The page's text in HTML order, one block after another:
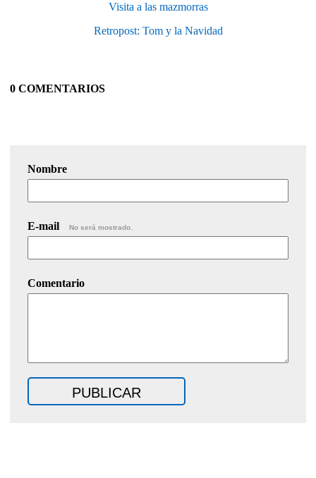
Visita a las mazmorras
Retropost: Tom y la Navidad
0 COMENTARIOS
Nombre
E-mail No será mostrado.
Comentario